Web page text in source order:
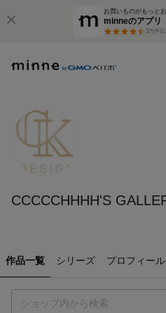
お買いものがもっと
minneのアプリ
3万件以
CCCCCHHHH'S
作品一覧 シリーズ プロフィール